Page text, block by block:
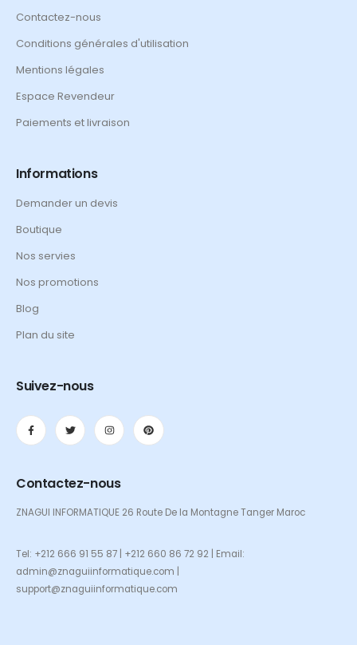
Contactez-nous
Conditions générales d'utilisation
Mentions légales
Espace Revendeur
Paiements et livraison
Informations
Demander un devis
Boutique
Nos servies
Nos promotions
Blog
Plan du site
Suivez-nous
Contactez-nous
ZNAGUI INFORMATIQUE 26 Route De la Montagne Tanger Maroc
Tel: +212 666 91 55 87 | +212 660 86 72 92 | Email:
admin@znaguiinformatique.com |
support@znaguiinformatique.com